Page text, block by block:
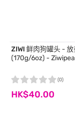
ZIWI 鲜肉狗罐头 - 放
(170g/6oz) -
HK$40.00
(0)